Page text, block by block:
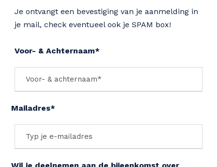
Je ontvangt een bevestiging van je aanmelding in
je mail, check eventueel ook je SPAM box!
Voor- & Achternaam*
Mailadres*